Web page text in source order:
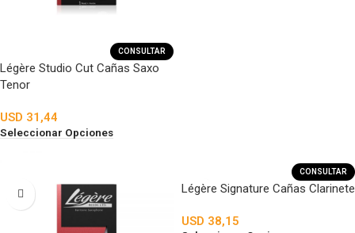
CONSULTAR
Légère Studio Cut Cañas Saxo
Tenor
USD 31,44
Seleccionar Opciones
CONSULTAR
Légère Signature Cañas Clarinete
USD 38,15